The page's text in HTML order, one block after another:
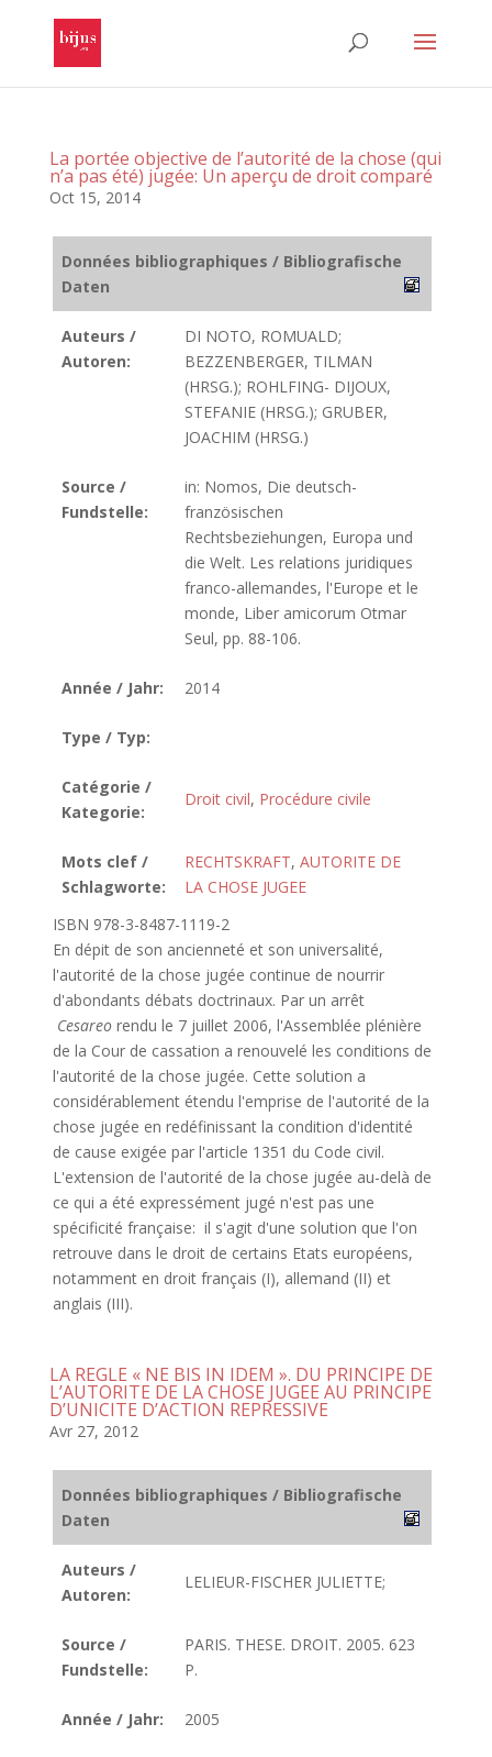
La portée objective de l’autorité de la chose (qui
n’a pas été) jugée: Un aperçu de droit comparé
Oct 15, 2014
Données bibliographiques / Bibliografische
Daten
Auteurs /
Autoren:
DI NOTO, ROMUALD;
BEZZENBERGER, TILMAN
(HRSG.); ROHLFING- DIJOUX,
STEFANIE (HRSG.); GRUBER,
JOACHIM (HRSG.)
Source /
Fundstelle:
in: Nomos, Die deutsch-
französischen
Rechtsbeziehungen, Europa und
die Welt. Les relations juridiques
franco-allemandes, l'Europe et le
monde, Liber amicorum Otmar
Seul, pp. 88-106.
Année / Jahr: 2014
Type / Typ:
Catégorie /
Kategorie:
Droit civil, Procédure civile
Mots clef /
Schlagworte:
RECHTSKRAFT, AUTORITE DE
LA CHOSE JUGEE
ISBN 978-3-8487-1119-2
En dépit de son ancienneté et son universalité,
l'autorité de la chose jugée continue de nourrir
d'abondants débats doctrinaux. Par un arrêt
Cesareo rendu le 7 juillet 2006, l'Assemblée plénière
de la Cour de cassation a renouvelé les conditions de
l'autorité de la chose jugée. Cette solution a
considérablement étendu l'emprise de l'autorité de la
chose jugée en redéfinissant la condition d'identité
de cause exigée par l'article 1351 du Code civil.
L'extension de l'autorité de la chose jugée au-delà de
ce qui a été expressément jugé n'est pas une
spécificité française: il s'agit d'une solution que l'on
retrouve dans le droit de certains Etats européens,
notamment en droit français (I), allemand (II) et
anglais (III).
LA REGLE « NE BIS IN IDEM ». DU PRINCIPE DE
L’AUTORITE DE LA CHOSE JUGEE AU PRINCIPE
D’UNICITE D’ACTION REPRESSIVE
Avr 27, 2012
Données bibliographiques / Bibliografische
Daten
Auteurs /
Autoren:
LELIEUR-FISCHER JULIETTE;
Source /
Fundstelle:
PARIS. THESE. DROIT. 2005. 623
P.
Année / Jahr: 2005